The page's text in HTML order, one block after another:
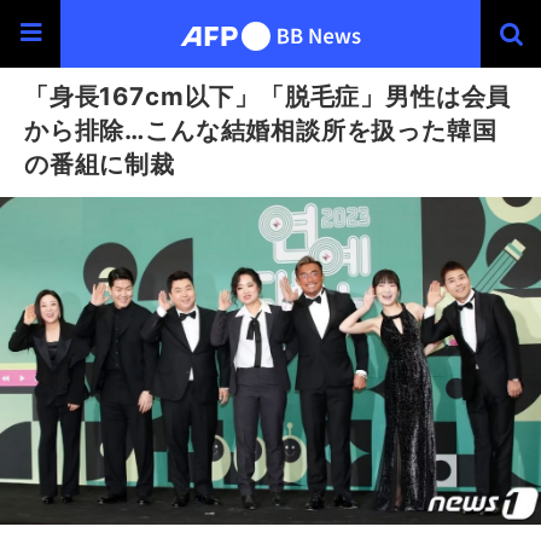
「身長167cm以下」「脱毛症」男性は会員
から排除…こんな結婚相談所を扱った韓国
の番組に制裁